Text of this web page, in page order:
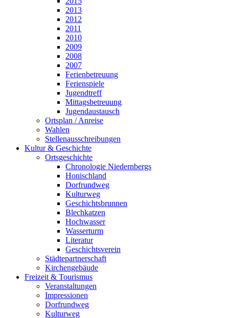
2013
2012
2011
2010
2009
2008
2007
Ferienbetreuung
Ferienspiele
Jugendtreff
Mittagsbetreuung
Jugendaustausch
Ortsplan / Anreise
Wahlen
Stellenausschreibungen
Kultur & Geschichte
Ortsgeschichte
Chronologie Niedernbergs
Honischland
Dorfrundweg
Kulturweg
Geschichtsbrunnen
Blechkatzen
Hochwasser
Wasserturm
Literatur
Geschichtsverein
Städtepartnerschaft
Kirchengebäude
Freizeit & Tourismus
Veranstaltungen
Impressionen
Dorfrundweg
Kulturweg